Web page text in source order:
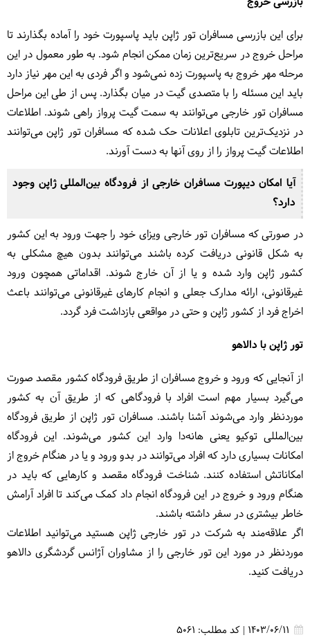
برای این بازرسی مسافران تور ژاپن باید پاسپورت خود را آماده بگذارند تا
مراحل خروج در سریع‌ترین زمان ممکن انجام شود. به طور معمول در این
مرحله مهر خروج به پاسپورت زده نمی‌شود و اگر فردی به این مهر نیاز دارد
باید این مسئله را با متصدی گیت در میان بگذارد. پس از طی این مراحل
مسافران تور خارجی می‌توانند به سمت گیت پرواز راهی شوند. اطلاعات
در نزدیک‌ترین تابلوی اعلانات حک شده که مسافران تور ژاپن می‌توانند
اطلاعات گیت پرواز را از روی آنها به دست آورند.
آیا امکان دیپورت مسافران خارجی از فرودگاه بین‌المللی ژاپن وجود
دارد؟
در صورتی که مسافران تور خارجی ویزای خود را جهت ورود به این کشور
به شکل قانونی دریافت کرده باشند می‌توانند بدون هیچ مشکلی به
کشور ژاپن وارد شده و یا از آن خارج شوند. اقداماتی همچون ورود
غیرقانونی، ارائه مدارک جعلی و انجام کارهای غیرقانونی می‌توانند باعث
اخراج فرد از کشور ژاپن و حتی در مواقعی بازداشت فرد گردد.
تور ژاپن با دالاهو
از آنجایی که ورود و خروج مسافران از طریق فرودگاه کشور مقصد صورت
می‌گیرد بسیار مهم است افراد با فرودگاهی که از طریق آن به کشور
موردنظر وارد می‌شوند آشنا باشند. مسافران تور ژاپن از طریق فرودگاه
بین‌المللی توکیو یعنی هانه‌دا وارد این کشور می‌شوند. این فرودگاه
امکانات بسیاری دارد که افراد می‌توانند در بدو ورود و یا در هنگام خروج از
امکاناتش استفاده کنند. شناخت فرودگاه مقصد و کارهایی که باید در
هنگام ورود و خروج در این فرودگاه انجام داد کمک می‌کند تا افراد آرامش
خاطر بیشتری در سفر داشته باشند.
اگر علاقه‌مند به شرکت در تور خارجی ژاپن هستید می‌توانید اطلاعات
موردنظر در مورد این تور خارجی را از مشاوران آژانس گردشگری دالاهو
دریافت کنید.
1403/06/11
| کد مطلب: 5061